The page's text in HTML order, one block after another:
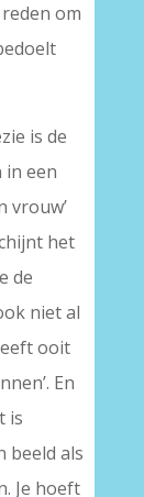
om
is de
in een
vrouw’
het
de
niet al
ooit
En
is
beeld als
Je hoeft